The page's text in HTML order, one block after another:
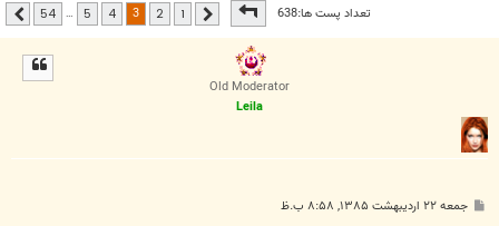
تعداد پست ها:638صفحه3 از54 قبلی 2
3
4
5
…
54 بعدی
Old Moderator
Leila
پ جمعه ۲۲ اردیبهشت ۱۳۸۵, ۸:۵۸ ب.ظ